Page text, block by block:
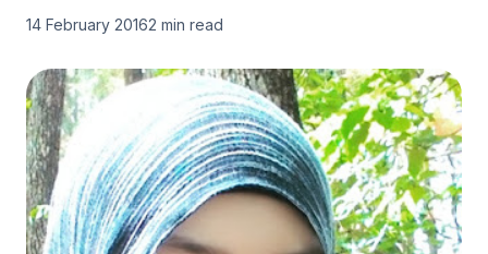
14 February 20162 min read